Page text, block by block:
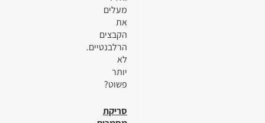
מעלים
את
הקבצים
הרלבנטיים.
לא
יותר
פשוט?
סריקת